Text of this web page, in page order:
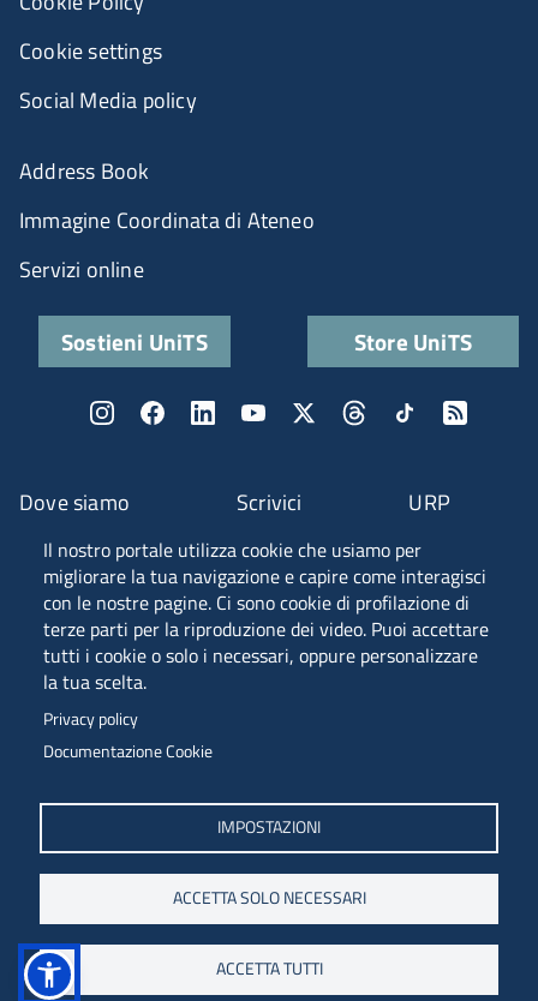
Il nostro portale utilizza cookie che usiamo per
migliorare la tua navigazione e capire come interagisci
con le nostre pagine. Ci sono cookie di profilazione di
terze parti per la riproduzione dei video. Puoi accettare
tutti i cookie o solo i necessari, oppure personalizzare
la tua scelta.
Privacy policy
Documentazione Cookie
IMPOSTAZIONI
ACCETTA SOLO NECESSARI
ACCETTA TUTTI
Piazzale Europa, 1 - 34127 - Trieste, Italia -
Tel. +39 040 558 7111 - P.IVA 00211830328
C.F. 80013890324 - P.E.C. ateneo@pec.units.it
Fascia A ANVUR
Dove siamo Scrivici URP
Cookie settings
Social Media policy
Address Book
Immagine Coordinata di Ateneo
Servizi online
Sostieni UniTS Store UniTS